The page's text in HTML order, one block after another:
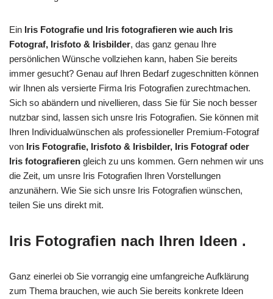
Ein Iris Fotografie und Iris fotografieren wie auch Iris
Fotograf, Irisfoto & Irisbilder, das ganz genau Ihre
persönlichen Wünsche vollziehen kann, haben Sie bereits
immer gesucht? Genau auf Ihren Bedarf zugeschnitten können
wir Ihnen als versierte Firma Iris Fotografien zurechtmachen.
Sich so abändern und nivellieren, dass Sie für Sie noch besser
nutzbar sind, lassen sich unsre Iris Fotografien. Sie können mit
Ihren Individualwünschen als professioneller Premium-Fotograf
von Iris Fotografie, Irisfoto & Irisbilder, Iris Fotograf oder
Iris fotografieren gleich zu uns kommen. Gern nehmen wir uns
die Zeit, um unsre Iris Fotografien Ihren Vorstellungen
anzunähern. Wie Sie sich unsre Iris Fotografien wünschen,
teilen Sie uns direkt mit.
Iris Fotografien nach Ihren Ideen .
Ganz einerlei ob Sie vorrangig eine umfangreiche Aufklärung
zum Thema brauchen, wie auch Sie bereits konkrete Ideen